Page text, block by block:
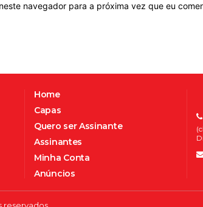
navegador para a próxima vez que eu
Home
Capas
Quero ser Assinante
Assinantes
Minha Conta
Anúncios
reservados.